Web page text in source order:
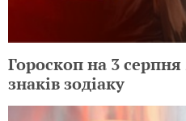
Гороскоп на 3 серпня
знаків зодіаку